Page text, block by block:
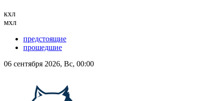
кхл
мхл
предстоящие
прошедшие
06 сентября 2026, Вс, 00:00